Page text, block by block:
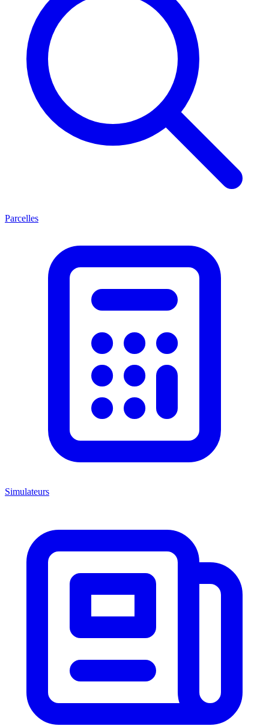
Parcelles
Simulateurs